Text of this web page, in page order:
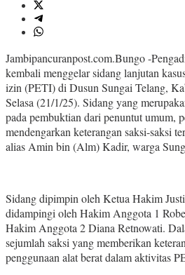
Jambipancuranpost.com.Bungo -
kembali menggelar sidang lanjutan
izin (PETI) di Dusun Sungai Telang,
Selasa (21/1/25). Sidang yang
pada pembuktian dari penuntut umum,
mendengarkan keterangan saksi-saksi
alias Amin bin (Alm) Kadir, warga
Sidang dipimpin oleh Ketua Hakim
didampingi oleh Hakim Anggota 1
Hakim Anggota 2 Diana Retnowati.
sejumlah saksi yang memberikan
penggunaan alat berat dalam aktivitas